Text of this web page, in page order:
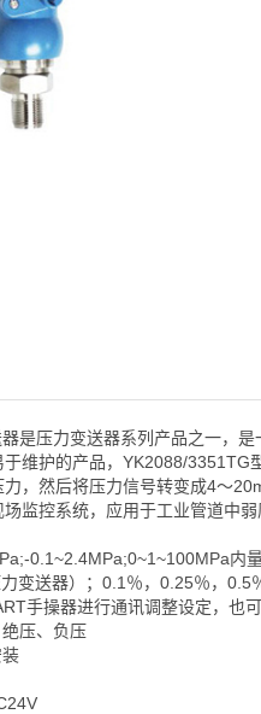
是压力变送器系列产品之一，
维护的产品，YK2088/
，然后将压力信号转变成4～
监控系统，应用于工业管道中
0.1~2.4MPa;0~1~100MPa内
变送器）；0.1％，0.25％，0.5
手操器进行通讯调整设定，也
压、负压